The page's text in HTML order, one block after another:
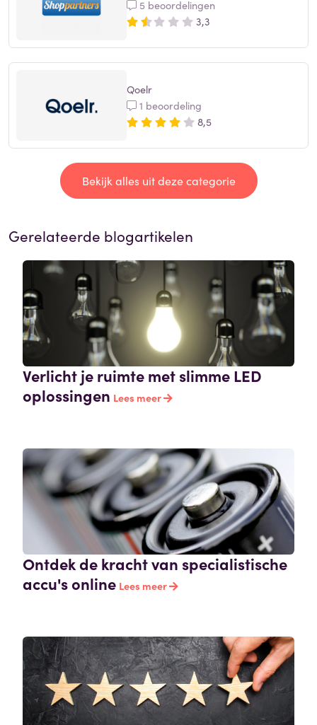
5 beoordelingen
3,3
Qoelr
1 beoordeling
8,5
Bekijk alles uit deze categorie
Gerelateerde blogartikelen
Verlicht je ruimte met slimme LED
oplossingen Lees meer
Ontdek de kracht van specialistische
accu's online Lees meer